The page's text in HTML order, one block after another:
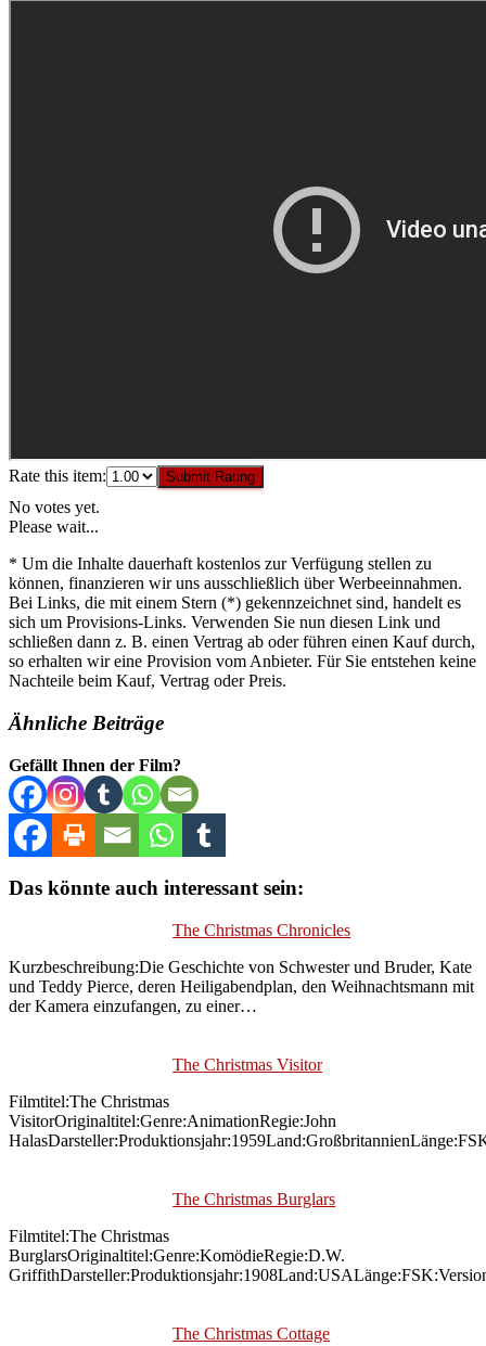
Rate this item: Submit Rating
No votes yet.
Please wait...
* Um die Inhalte dauerhaft kostenlos zur Verfügung stellen zu
können, finanzieren wir uns ausschließlich über Werbeeinnahmen.
Bei Links, die mit einem Stern (*) gekennzeichnet sind, handelt es
sich um Provisions-Links. Verwenden Sie nun diesen Link und
schließen dann z. B. einen Vertrag ab oder führen einen Kauf durch,
so erhalten wir eine Provision vom Anbieter. Für Sie entstehen keine
Nachteile beim Kauf, Vertrag oder Preis.
Ähnliche Beiträge
Gefällt Ihnen der Film?
Das könnte auch interessant sein:
The Christmas Chronicles
Kurzbeschreibung:Die Geschichte von Schwester und Bruder, Kate
und Teddy Pierce, deren Heiligabendplan, den Weihnachtsmann mit
der Kamera einzufangen, zu einer…
The Christmas Visitor
Filmtitel:The Christmas
VisitorOriginaltitel:Genre:AnimationRegie:John
The Christmas Burglars
Filmtitel:The Christmas
BurglarsOriginaltitel:Genre:KomödieRegie:D.W.
The Christmas Cottage